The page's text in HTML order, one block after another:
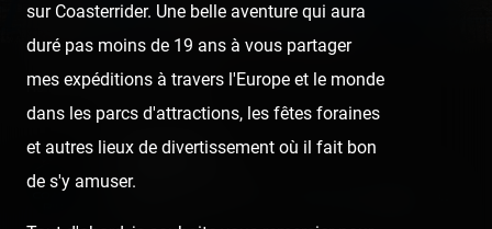
Home Posts Cita-Parc
Cita-Parc
Published
sur Coasterrider. Une belle aventure qui aura
duré pas moins de 19 ans à vous partager
mes expéditions à travers l'Europe et le monde
dans les parcs d'attractions, les fêtes foraines
et autres lieux de divertissement où il fait bon
de s'y amuser.